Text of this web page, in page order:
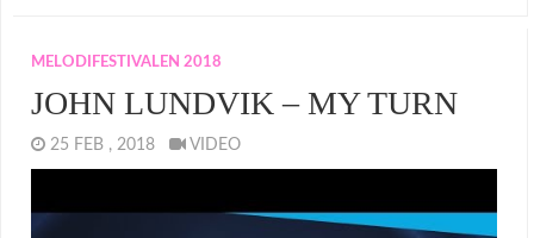
MELODIFESTIVALEN 2018
JOHN LUNDVIK – MY TURN
25 FEB , 2018 VIDEO